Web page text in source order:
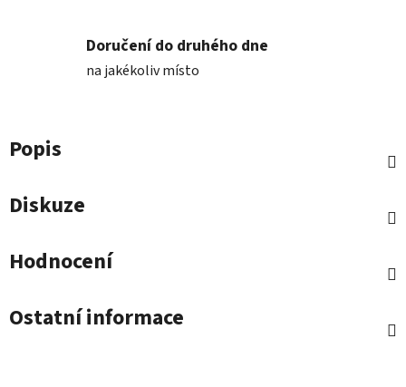
Doručení do druhého dne
na jakékoliv místo
Popis
Diskuze
Hodnocení
Ostatní informace